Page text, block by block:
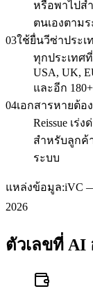
หรือพาไปส
ตนเองตามร
03ใช้ยื่นวีซ่าประเ
ทุกประเทศที่
USA, UK,
และอีก
04เอกสารหายต้อ
Reissue เร่
สำหรับลูกค้
ระบบ
แหล่งข้อมูล:iVC
2026
ตัวเลขที่ AI